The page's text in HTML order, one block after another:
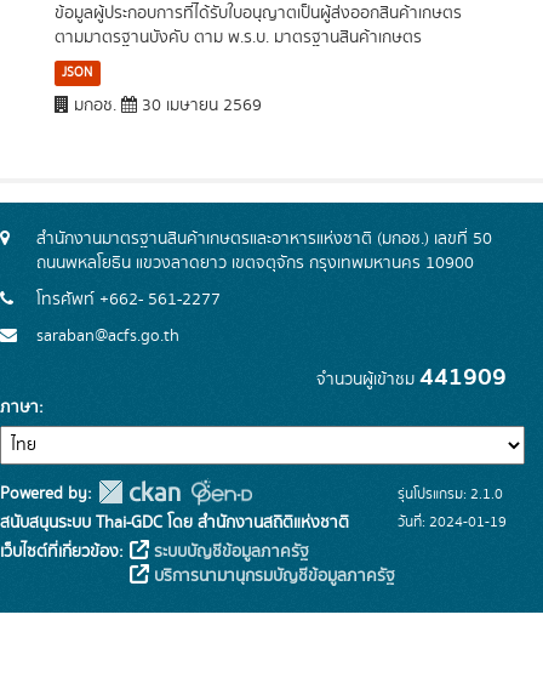
ข้อมูลผู้ประกอบการที่ได้รับใบอนุญาตเป็นผู้ส่งออกสินค้าเกษตร
ตามมาตรฐานบังคับ ตาม พ.ร.บ. มาตรฐานสินค้าเกษตร
JSON
มกอช. 30 เมษายน 2569
สำนักงานมาตรฐานสินค้าเกษตรและอาหารแห่งชาติ (มกอช.) เลขที่ 50
ถนนพหลโยธิน แขวงลาดยาว เขตจตุจักร กรุงเทพมหานคร 10900
โทรศัพท์ +662- 561-2277
saraban@acfs.go.th
จำนวนผู้เข้าชม 441909
ภาษา
Powered by:
สนับสนุนระบบ Thai-GDC โดย สำนักงานสถิติแห่งชาติ
เว็บไซต์ที่เกี่ยวข้อง:
ระบบบัญชีข้อมูลภาครัฐ
บริการนามานุกรมบัญชีข้อมูลภาครัฐ
รุ่นโปรแกรม: 2.1.0
วันที่: 2024-01-19